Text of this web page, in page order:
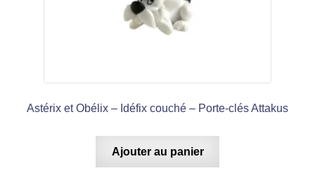
Astérix et Obélix – Idéfix couché – Porte-clés Attakus
Ajouter au panier